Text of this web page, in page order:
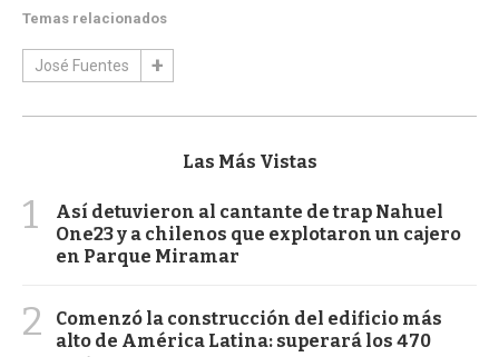
Temas relacionados
José Fuentes
Las Más Vistas
1
Así detuvieron al cantante de trap Nahuel
One23 y a chilenos que explotaron un cajero
en Parque Miramar
2
Comenzó la construcción del edificio más
alto de América Latina: superará los 470